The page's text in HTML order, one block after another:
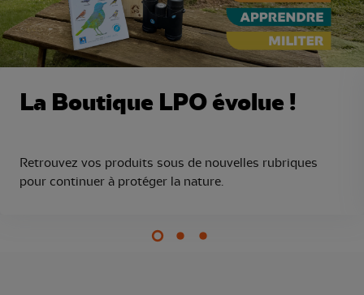
La Boutique LPO évolue !
Retrouvez vos produits sous de nouvelles rubriques
pour continuer à protéger la nature.